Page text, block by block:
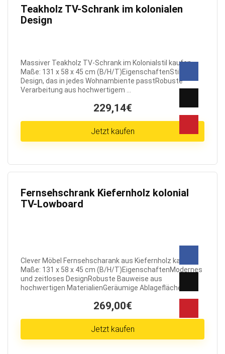
Teakholz TV-Schrank im kolonialen
Design
Massiver Teakholz TV-Schrank im Kolonialstil kaufen
Maße: 131 x 58 x 45 cm (B/H/T)EigenschaftenStilvolles
Design, das in jedes Wohnambiente passtRobuste
Verarbeitung aus hochwertigem ...
229,14€
Jetzt kaufen
Fernsehschrank Kiefernholz kolonial
TV-Lowboard
Clever Möbel Fernsehscharank aus Kiefernholz kaufen
Maße: 131 x 58 x 45 cm (B/H/T)EigenschaftenModernes
und zeitloses DesignRobuste Bauweise aus
hochwertigen MaterialienGeräumige Ablagefläche für ...
269,00€
Jetzt kaufen